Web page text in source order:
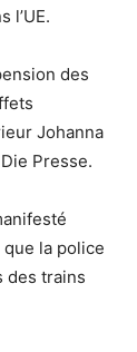
l’UE.
des
Johanna
Presse.
la police
des trains